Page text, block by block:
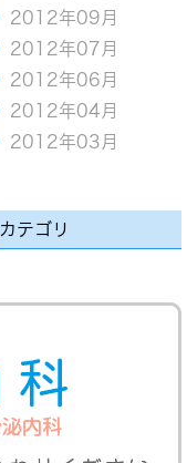
2012年09月
2012年07月
2012年06月
2012年04月
2012年03月
カテゴリ